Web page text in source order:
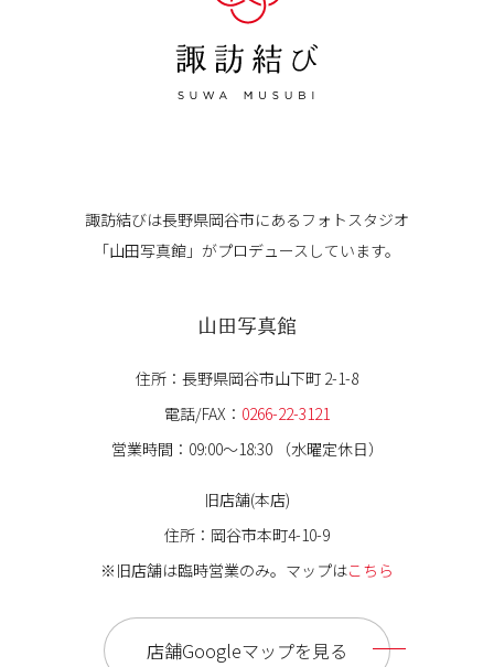
諏訪結びは長野県岡谷市にある フォトスタジオ
「山田写真館」がプロデュースしています。
山田写真館
住所：長野県岡谷市山下町 2-1-8
電話/FAX： 0266-22-3121
営業時間：09:00〜18:30 （水曜定休日）
旧店舗(本店)
住所：岡谷市本町4-10-9
※旧店舗は臨時営業のみ。マップはこちら
店舗Googleマップを見る